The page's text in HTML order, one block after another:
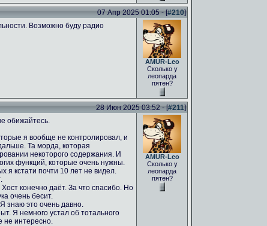
07 Апр 2025 01:05 - [#210]
Возможно буду радио
AMUR-Leo
Сколько у
леопарда
пятен?
28 Июн 2025 03:52 - [#211]
обижайтесь.
я вообще не контролировал, и
Та морда, которая
некоторого содержания. И
функций, которые очень нужны.
я кстати почти 10 лет не видел.
конечно даёт. За что спасибо. Но
очень бесит.
знаю это очень давно.
Я немного устал об тотального
не интересно.
AMUR-Leo
Сколько у
леопарда
пятен?